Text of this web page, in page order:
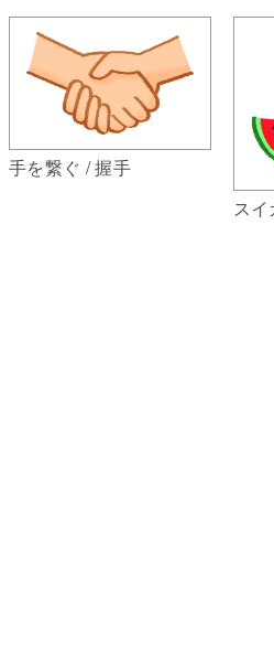
手を繋ぐ / 握手
スイ